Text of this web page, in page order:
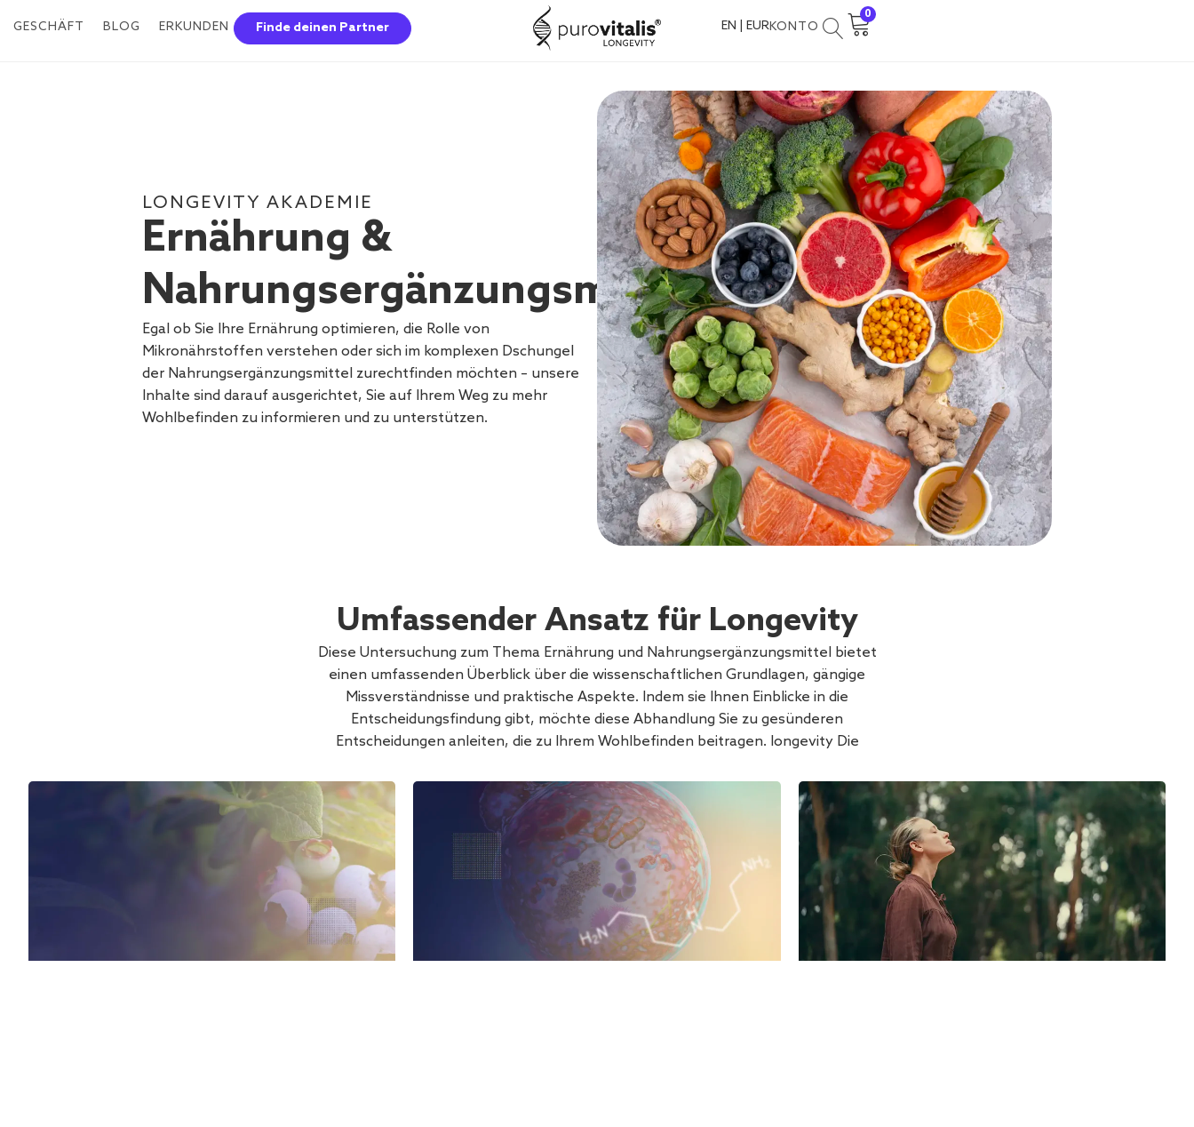
GESCHÄFT BLOG ERKUNDEN Finde deinen Partner EN | EURKONTO
0
LONGEVITY AKADEMIE
Ernährung &
Nahrungsergänzungsmittel
Egal ob Sie Ihre Ernährung optimieren, die Rolle von
Mikronährstoffen verstehen oder sich im komplexen Dschungel
der Nahrungsergänzungsmittel zurechtfinden möchten – unsere
Inhalte sind darauf ausgerichtet, Sie auf Ihrem Weg zu mehr
Wohlbefinden zu informieren und zu unterstützen.
Umfassender Ansatz für Longevity
Diese Untersuchung zum Thema Ernährung und Nahrungsergänzungsmittel bietet
einen umfassenden Überblick über die wissenschaftlichen Grundlagen, gängige
Missverständnisse und praktische Aspekte. Indem sie Ihnen Einblicke in die
Entscheidungsfindung gibt, möchte diese Abhandlung Sie zu gesünderen
Entscheidungen anleiten, die zu Ihrem Wohlbefinden beitragen. longevity Die